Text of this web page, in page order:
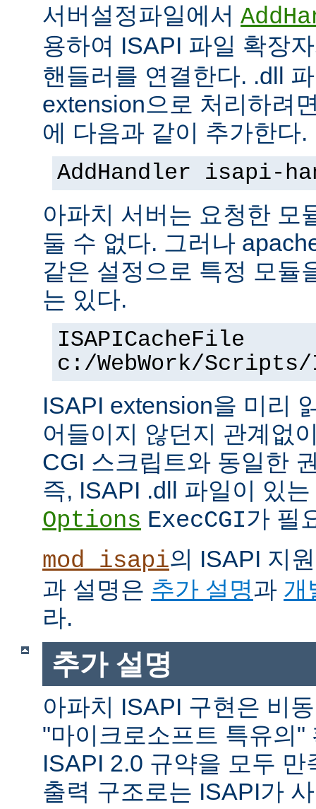
서버설정파일에서
용하여 ISAPI 파일 확장
핸들러를 연결한다. .dll
extension으로 처리하려
에 다음과 같이 추가한다.
AddHandler isapi-
아파치 서버는 요청한 모
둘 수 없다. 그러나
같은 설정으로 특정 모듈
는 있다.
ISAPICacheFile
c:/WebWork/
ISAPI extension을 미리
어들이지 않던지 관계없
CGI 스크립트와 동일한
즉, ISAPI .dll 파일이 있
Options ExecCGI가 필
mod_isapi의 ISAPI 지
과 설명은 추가 설명과 개
라.
추가 설명
아파치 ISAPI 구현은 비
"마이크로소프트 특유의"
ISAPI 2.0 규약을 모두
출력 구조로는 ISAPI가